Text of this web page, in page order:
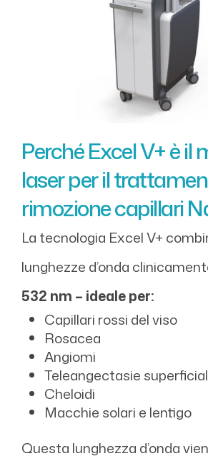
Perché Excel V+ è il
laser per il
rimozione capillari
La tecnologia Excel V+
lunghezze d’onda
532 nm – ideale per:
Capillari rossi del viso
Rosacea
Angiomi
Teleangectasie
Cheloidi
Macchie solari e lentigo
Questa lunghezza d’onda